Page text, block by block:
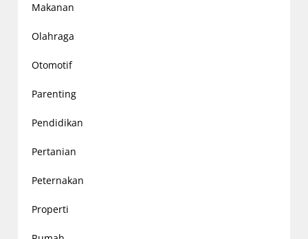
Makanan
Olahraga
Otomotif
Parenting
Pendidikan
Pertanian
Peternakan
Properti